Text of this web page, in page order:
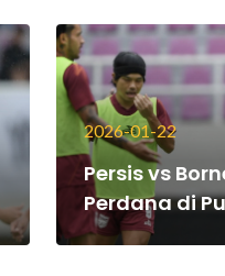
2026-01-22
Persis vs
Perdana di